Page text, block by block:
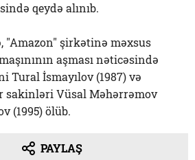
qeydə alınıb.
"Amazon" şirkətinə məxsus
aşması nəticəsində
Tural İsmayılov (1987) və
sakinləri Vüsal Məhərrəmov
(1995) ölüb.
PAYLAŞ